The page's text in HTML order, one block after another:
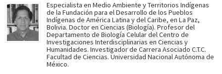
Especialista en Medio Ambiente y Territorios Indígenas
de la Fundación para el Desarrollo de los Pueblos
Indígenas de América Latina y del Caribe, en La Paz,
Bolivia. Doctor en Ciencias (Biología). Profesor del
Departamento de Biología Celular del Centro de
Investigaciones Interdisciplinarias en Ciencias y
Humanidades. Investigador de Carrera Asociado C.T.C.
Facultad de Ciencias. Universidad Nacional Autónoma de
México.